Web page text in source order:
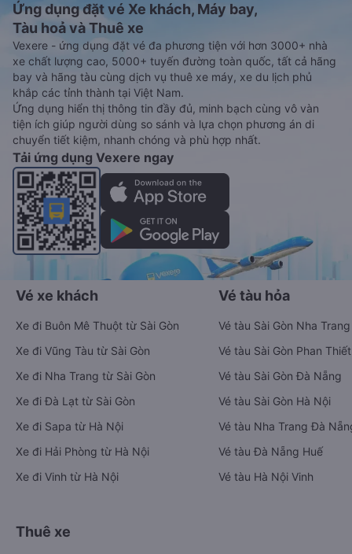
Ứng dụng đặt vé Xe khách, Máy bay,
Tàu hoả và Thuê xe
Vexere - ứng dụng đặt vé đa phương tiện với hơn 3000+ nhà
xe chất lượng cao, 5000+ tuyến đường toàn quốc, tất cả hãng
bay và hãng tàu cùng dịch vụ thuê xe máy, xe du lịch phủ
khắp các tỉnh thành tại Việt Nam.
Ứng dụng hiển thị thông tin đầy đủ, minh bạch cùng vô vàn
tiện ích giúp người dùng so sánh và lựa chọn phương án di
chuyển tiết kiệm, nhanh chóng và phù hợp nhất.
Tải ứng dụng Vexere ngay
Vé xe khách
Xe đi Buôn Mê Thuột từ Sài Gòn
Xe đi Vũng Tàu từ Sài Gòn
Xe đi Nha Trang từ Sài Gòn
Xe đi Đà Lạt từ Sài Gòn
Xe đi Sapa từ Hà Nội
Xe đi Hải Phòng từ Hà Nội
Xe đi Vinh từ Hà Nội
Vé tàu hỏa
Vé tàu Sài Gòn Nha Trang
Vé tàu Sài Gòn Phan Thiết
Vé tàu Sài Gòn Đà Nẵng
Vé tàu Sài Gòn Hà Nội
Vé tàu Nha Trang Đà
Vé tàu Đà Nẵng Huế
Vé tàu Hà Nội Vinh
Thuê xe